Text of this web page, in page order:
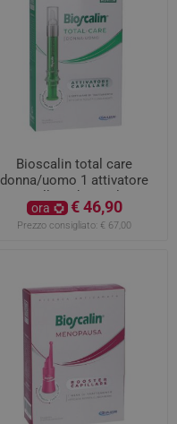
Bioscalin total care
donna/uomo 1 attivatore
settimane di trattamento
ora € 46,90
Prezzo consigliato: € 67,00